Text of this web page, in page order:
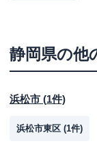
静岡県の他
浜松市 (1件)
浜松市東区 (1件)